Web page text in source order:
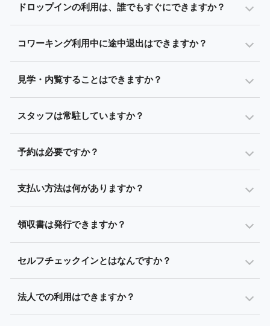
ドロップインの利用は、誰でもすぐにできますか？
コワーキング利用中に途中退出はできますか？
見学・内覧することはできますか？
スタッフは常駐していますか？
予約は必要ですか？
支払い方法は何がありますか？
領収書は発行できますか？
セルフチェックインとはなんですか？
法人での利用はできますか？